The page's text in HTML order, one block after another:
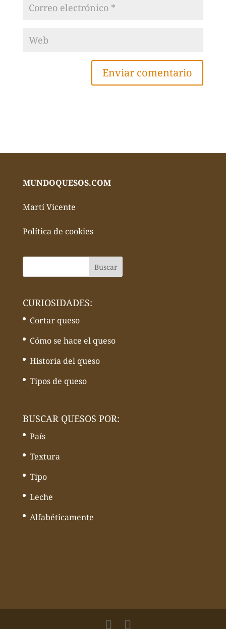
MUNDOQUESOS.COM
Martí Vicente
Política de cookies
CURIOSIDADES:
Cortar queso
Cómo se hace el queso
Historia del queso
Tipos de queso
BUSCAR QUESOS POR:
País
Textura
Tipo
Leche
Alfabéticamente